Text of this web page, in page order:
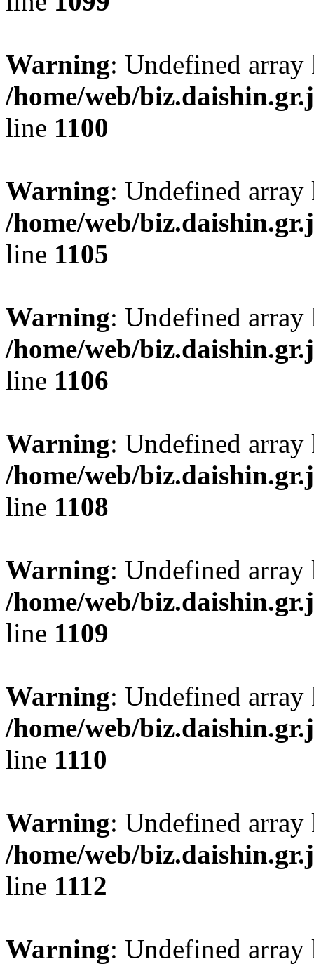
Warning: Undefined
/home/web/
line 1100
Warning: Undefined
/home/web/
line 1105
Warning: Undefined
/home/web/
line 1106
Warning: Undefined
/home/web/
line 1108
Warning: Undefined
/home/web/
line 1109
Warning: Undefined
/home/web/
line 1110
Warning: Undefined
/home/web/
line 1112
Warning: Undefined